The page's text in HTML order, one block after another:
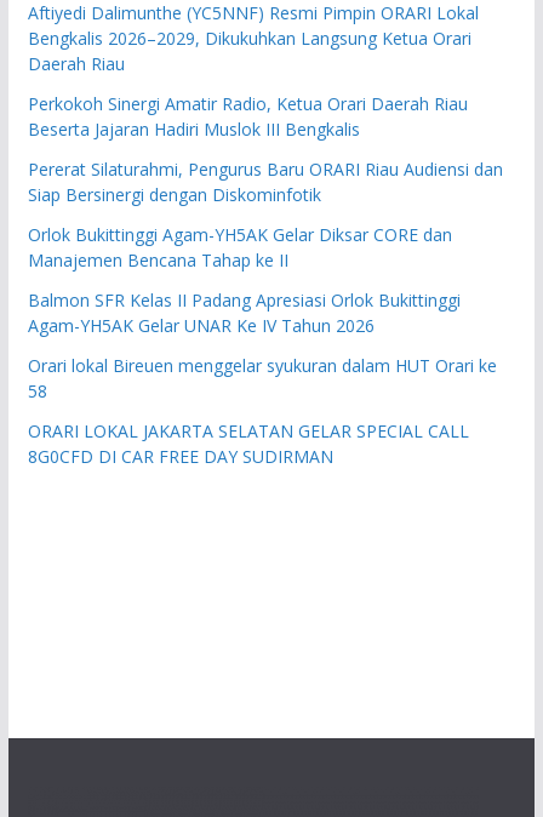
Aftiyedi Dalimunthe (YC5NNF) Resmi Pimpin ORARI Lokal
Bengkalis 2026–2029, Dikukuhkan Langsung Ketua Orari
Daerah Riau
Perkokoh Sinergi Amatir Radio, Ketua Orari Daerah Riau
Beserta Jajaran Hadiri Muslok III Bengkalis
Pererat Silaturahmi, Pengurus Baru ORARI Riau Audiensi dan
Siap Bersinergi dengan Diskominfotik
Orlok Bukittinggi Agam-YH5AK Gelar Diksar CORE dan
Manajemen Bencana Tahap ke II
Balmon SFR Kelas II Padang Apresiasi Orlok Bukittinggi
Agam-YH5AK Gelar UNAR Ke IV Tahun 2026
Orari lokal Bireuen menggelar syukuran dalam HUT Orari ke
58
ORARI LOKAL JAKARTA SELATAN GELAR SPECIAL CALL
8G0CFD DI CAR FREE DAY SUDIRMAN